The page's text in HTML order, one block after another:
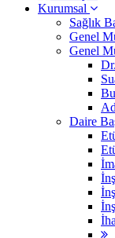
Kurumsal
Sağlık
Genel
Genel
Daire